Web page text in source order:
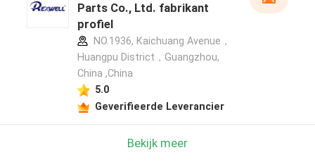
Parts Co., Ltd. fabrikant
profiel
NO.1936, Kaichuang Avenue，
Huangpu District，Guangzhou,
China ,China
5.0
Geverifieerde Leverancier
Bekijk meer